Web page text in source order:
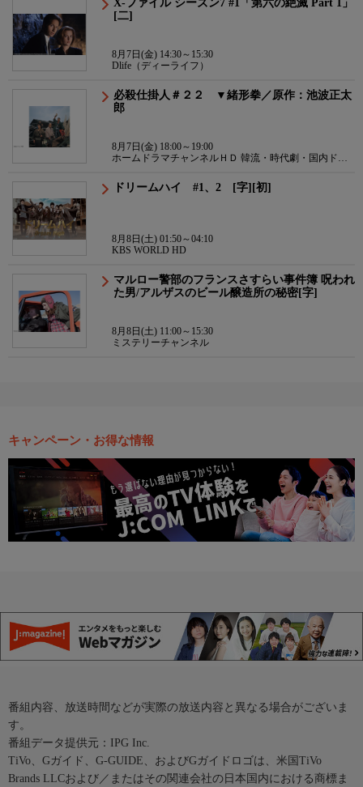
X-ファイル シーズン7 #1「第六の絶滅 Part 1」
[二]
8月7日(金) 14:30～15:30
Dlife（ディーライフ）
必殺仕掛人＃２２ ▼緒形拳／原作：池波正太
郎
8月7日(金) 18:00～19:00
ホームドラマチャンネルＨＤ 韓流・時代劇・国内ドラ
ドリームハイ #1、2 [字][初]
8月8日(土) 01:50～04:10
KBS WORLD HD
マルロー警部のフランスさすらい事件簿 呪われ
た男/アルザスのビール醸造所の秘密[字]
8月8日(土) 11:00～15:30
ミステリーチャンネル
キャンペーン・お得な情報
番組内容、放送時間などが実際の放送内容と異なる場合がございま
す。
番組データ提供元：IPG Inc.
TiVo、Gガイド、G-GUIDE、およびGガイドロゴは、米国TiVo
Brands LLCおよび／またはその関連会社の日本国内における商標ま